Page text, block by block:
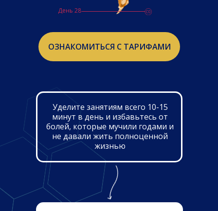
ОЗНАКОМИТЬСЯ С ТАРИФАМИ
День 28
Уделите занятиям всего 10-15
минут в день и избавьтесь от
болей, которые мучили годами и
не давали жить полноценной
жизнью